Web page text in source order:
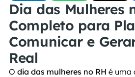
Dia das Mulheres
Completo para
Comunicar e
Real
O dia das mulheres no RH é uma